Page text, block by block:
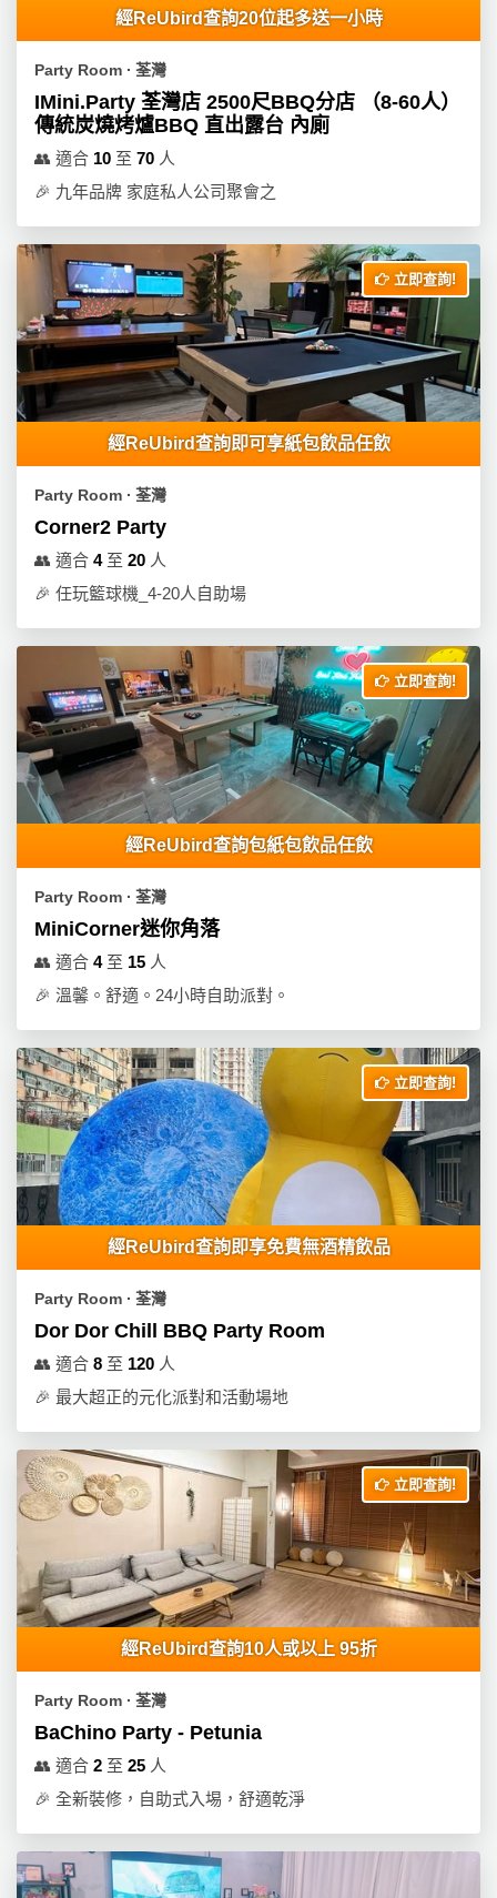
經ReUbird查詢20位起多送一小時
Party Room ∙ 荃灣
IMini.Party 荃灣店 2500尺BBQ分店 （8-60人）
傳統炭燒烤爐BBQ 直出露台 內廁
👥 適合 10 至 70 人
🎉 九年品牌 家庭私人公司聚會之
立即查詢!
經ReUbird查詢即可享紙包飲品任飲
Party Room ∙ 荃灣
Corner2 Party
👥 適合 4至 20 人
🎉 任玩籃球機_4-20人自助場
立即查詢!
經ReUbird查詢包紙包飲品任飲
Party Room ∙ 荃灣
MiniCorner迷你角落
👥 適合 4至 15 人
🎉 溫馨。舒適。24小時自助派對。
立即查詢!
經ReUbird查詢即享免費無酒精飲品
Party Room ∙ 荃灣
Dor Dor Chill BBQ Party Room
👥 適合 8 至 120 人
🎉 最大超正的元化派對和活動場地
立即查詢!
經ReUbird查詢10人或以上 95折
Party Room ∙ 荃灣
BaChino Party - Petunia
👥 適合 2 至 25 人
🎉 全新裝修，自助式入埸，舒適乾淨